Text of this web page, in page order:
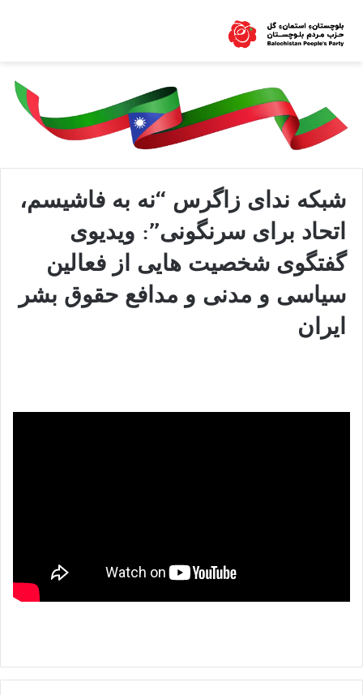
شبکه ندای زاگرس “نه به فاشیسم،
اتحاد برای سرنگونی”: ویدیوی
گفتگوی شخصیت هایی از فعالین
سیاسی و مدنی و مدافع حقوق بشر
ایران